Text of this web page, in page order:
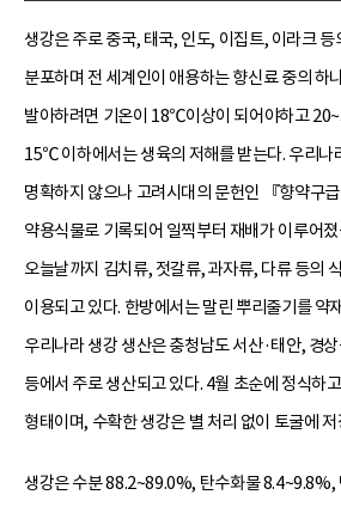
생강은 주로 중국, 태국, 인도, 이집트, 이라크 등
분포하며 전 세계인이 애용하는 향신료 중의 하
발아하려면 기온이 18℃이상이 되어야하고
15℃ 이하에서는 생육의 저해를 받는다. 우리나
명확하지 않으나 고려시대의 문헌인 『향약구
약용식물로 기록되어 일찍부터 재배가 이루어
오늘날까지 김치류, 젓갈류, 과자류, 다류 등의
이용되고 있다. 한방에서는 말린 뿌리줄기를 약
우리나라 생강 생산은 충청남도 서산·태안, 경
등에서 주로 생산되고 있다. 4월 초순에 정식하
형태이며, 수확한 생강은 별 처리 없이 토굴에 저
생강은 수분 88.2~89.0%, 탄수화물 8.4~9.8%,